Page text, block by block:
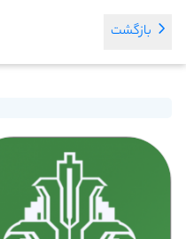
بازگشت